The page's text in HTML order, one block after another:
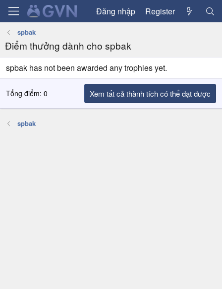
Đăng nhập Register
spbak
Điểm thưởng dành cho spbak
spbak has not been awarded any trophies yet.
Tổng điểm: 0 Xem tất cả thành tích có thể đạt được
spbak